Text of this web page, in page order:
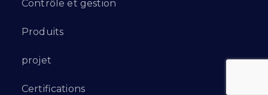
Contrôle et gestion
Produits
projet
Certifications